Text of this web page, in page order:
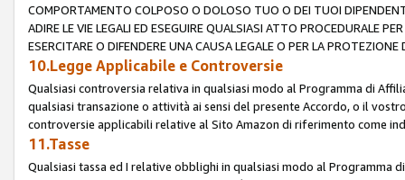
COMPORTAMENTO COLPOSO O DOLOSO TUO O DEI TUOI
ADIRE LE VIE LEGALI ED ESEGUIRE QUALSIASI ATTO PROCEDURALE
ESERCITARE O DIFENDERE UNA CAUSA LEGALE O PER LA
10.Legge Applicabile e Controversie
Qualsiasi controversia relativa in qualsiasi modo al Programma di
qualsiasi transazione o attività ai sensi del presente Accordo, o il
controversie applicabili relative al Sito Amazon di riferimento come
11.Tasse
Qualsiasi tassa ed I relative obblighi in qualsiasi modo al